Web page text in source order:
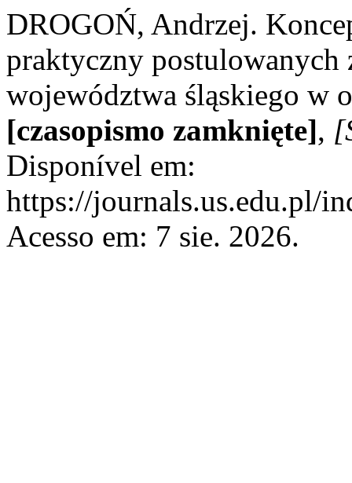
DROGOŃ, Andrzej.
praktyczny postulowanych
województwa śląskiego w
[czasopismo zamknięte],
Disponível em:
https://journals.us.edu.pl/
Acesso em: 7 sie. 2026.